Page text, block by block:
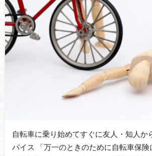
自転車に乗り始めてすぐに友人・知人か
バイス 「万一のときのために自転車保